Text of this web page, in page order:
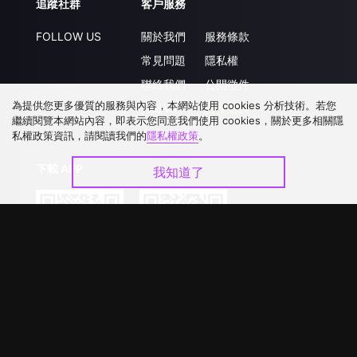
追蹤社群
FOLLOW US
客戶服務
關於我們
常見問題
聯絡我們
升級VIP
服務條款
隱私權
公開徵件
合作洽談
為提供您更多優質的服務與內容，本網站使用 cookies 分析技術。若您
繼續閱覽本網站內容，即表示您同意我們使用 cookies，關於更多相關隱
私權政策資訊，請閱讀我們的隱私權政策。
我知道了